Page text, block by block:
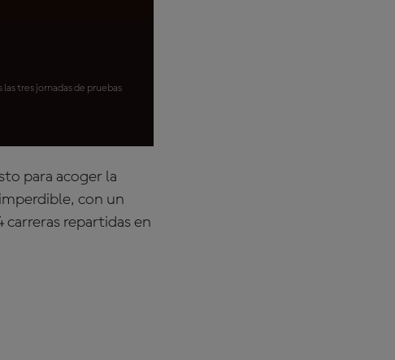
tres jornadas de pruebas
para acoger la
con un
repartidas en